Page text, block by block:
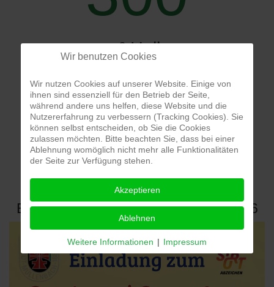
m² Halle
Einladung zum Spiel- & Sportfest 2026
Wir benutzen Cookies
Wir nutzen Cookies auf unserer Website. Einige von
ihnen sind essenziell für den Betrieb der Seite,
während andere uns helfen, diese Website und die
Nutzererfahrung zu verbessern (Tracking Cookies). Sie
können selbst entscheiden, ob Sie die Cookies
zulassen möchten. Bitte beachten Sie, dass bei einer
Ablehnung womöglich nicht mehr alle Funktionalitäten
der Seite zur Verfügung stehen.
Akzeptieren
Ablehnen
Weitere Informationen | Impressum